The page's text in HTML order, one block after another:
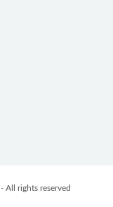
- All rights reserved